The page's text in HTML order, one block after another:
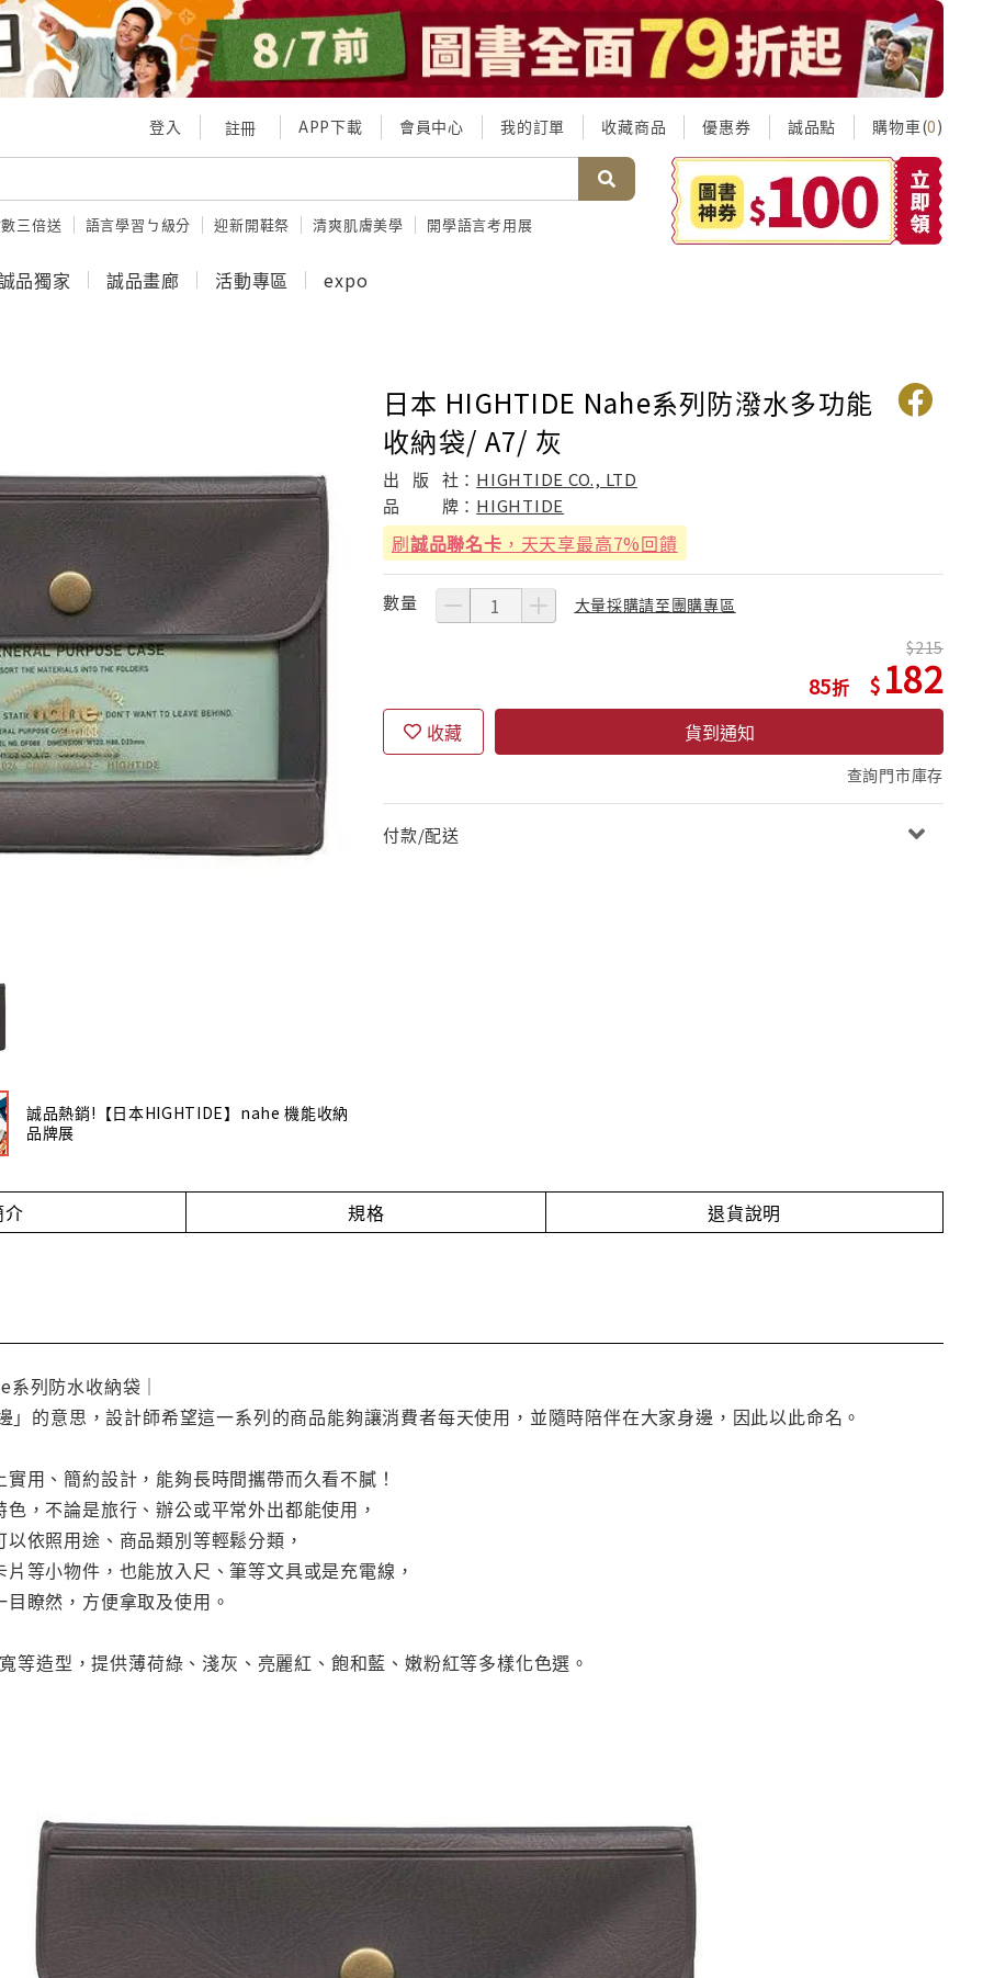
登入 註冊 APP下載 會員中心 我的訂單 收藏商品 優惠券 誠品點 購物車(0)
三倍送 語言學習ㄅ級分 迎新開鞋祭 清爽肌膚美學 開學語言考用展
品獨家 誠品畫廊 活動專區 expo
誠品熱銷!【日本HIGHTIDE】nahe 機能收納
品牌展
日本 HIGHTIDE Nahe系列防潑水多功能
收納袋/ A7/ 灰
出 版 社： HIGHTIDE CO., LTD
品
牌： HIGHTIDE
刷誠品聯名卡 ，天天享最高7%回饋
數量 大量採購請至團購專區
85
215
182
收藏 貨到通知
查詢門市庫存
付款/配送
介 規格 退貨說明
列防水收納袋｜
」的意思，設計師希望這一系列的商品能夠讓消費者每天使用，並隨時陪伴在大家身邊，因此以此命名。
用、簡約設計，能夠長時間攜帶而久看不膩！
，不論是旅行、辦公或平常外出都能使用，
依照用途、商品類別等輕鬆分類，
等小物件，也能放入尺、筆等文具或是充電線，
瞭然，方便拿取及使用。
等造型，提供薄荷綠、淺灰、亮麗紅、飽和藍、嫩粉紅等多樣化色選。